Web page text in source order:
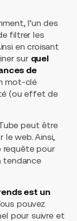
l’un des
filtrer les
en croisant
sur quel
de
mot-clé
(ou effet de
peut être
le web. Ainsi,
requête pour
tendance
est un
pouvez
pour suivre et